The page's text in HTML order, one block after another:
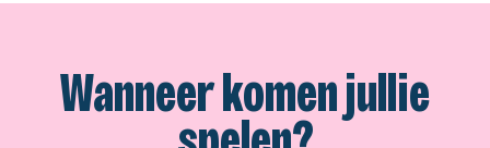
Wanneer komen jullie